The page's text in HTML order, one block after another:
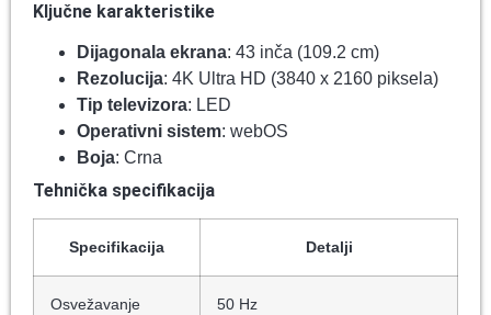
Ključne karakteristike
Dijagonala ekrana: 43 inča (109.2 cm)
Rezolucija: 4K Ultra HD (3840 x 2160 piksela)
Tip televizora: LED
Operativni sistem: webOS
Boja: Crna
Tehnička specifikacija
Specifikacija Detalji
Osvežavanje 50 Hz